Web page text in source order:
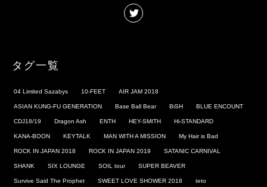
タグ一覧
04 Limited Sazabys 10-FEET AIR JAM 2018
ASIAN KUNG-FU GENERATION Base Ball Bear BiSH BLUE ENCOUNT
CDJ18/19 Dragon Ash ENTH HEY-SMITH Hi-STANDARD
KANA-BOON KEYTALK MAN WITH A MISSION My Hair is Bad
ROCK IN JAPAN 2018 ROCK IN JAPAN 2019 SATANIC CARNIVAL
SHANK SIX LOUNGE SOIL tour SUPER BEAVER
Survive Said The Prophet SWEET LOVE SHOWER 2018 teto